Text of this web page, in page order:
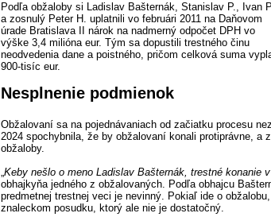
Podľa obžaloby si Ladislav Bašternák, Stanislav P., Ivan
a zosnulý Peter H. uplatnili vo februári 2011 na Daňovom
úrade Bratislava II nárok na nadmerný odpočet DPH vo
výške 3,4 milióna eur. Tým sa dopustili trestného činu
neodvedenia dane a poistného, pričom celková suma
900-tisíc eur.
Nesplnenie podmienok
Obžalovaní sa na pojednávaniach od začiatku procesu
2024 spochybnila, že by obžalovaní konali protiprávne, a
obžaloby.
„Keby nešlo o meno Ladislav Bašternák, trestné konanie
obhajkyňa jedného z obžalovaných. Podľa obhajcu
predmetnej trestnej veci je nevinný. Pokiaľ ide o
znaleckom posudku, ktorý ale nie je dostatočný.